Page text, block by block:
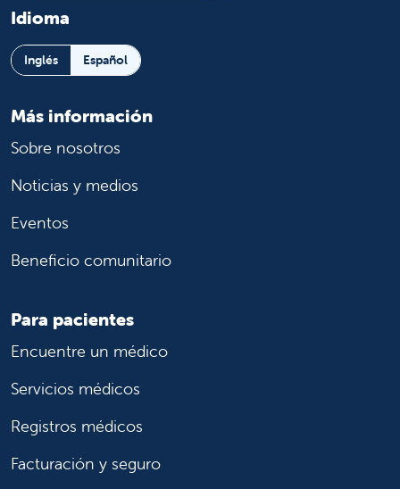
Idioma
Inglés Español
Más información
Sobre nosotros
Noticias y medios
Eventos
Beneficio comunitario
Para pacientes
Encuentre un médico
Servicios médicos
Registros médicos
Facturación y seguro